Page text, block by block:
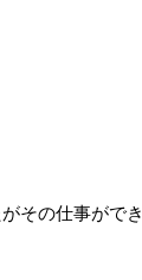
の仕事がで